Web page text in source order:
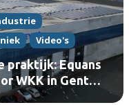
Video's
praktijk: Equans
WKK in Gent